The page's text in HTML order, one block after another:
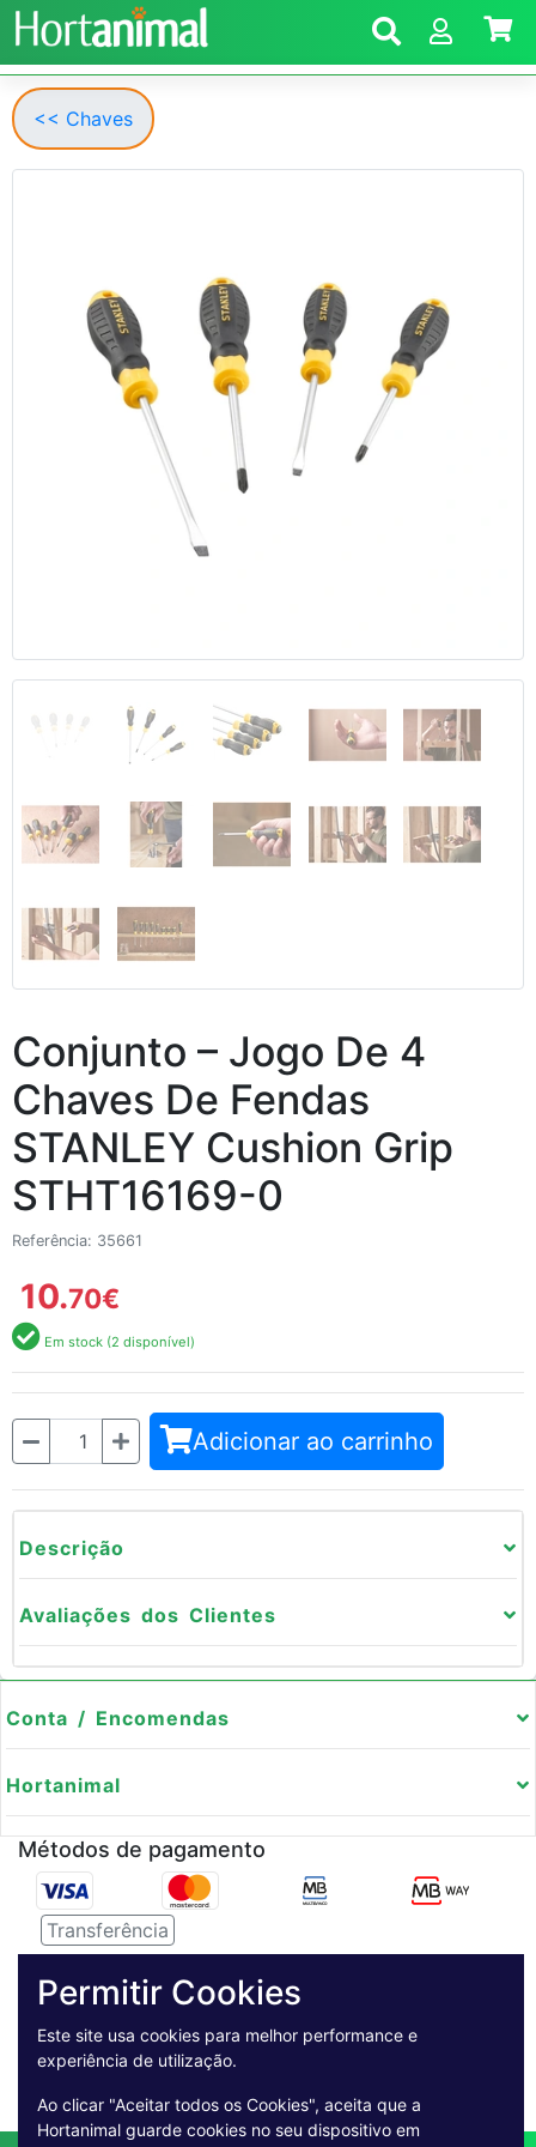
<< Chaves
Conjunto – Jogo De 4
Chaves De Fendas
STANLEY Cushion Grip
STHT16169-0
Referência: 35661
10.70€
Em stock (2 disponível)
Quantidade Adicionar ao carrinho
Descrição
Avaliações dos Clientes
Conta / Encomendas
Hortanimal
Métodos de pagamento
Transferência
Pagamento Seguro
Permitir Cookies
Este site usa cookies para melhor performance e
experiência de utilização.
Ao clicar "Aceitar todos os Cookies", aceita que a
Hortanimal guarde cookies no seu dispositivo em